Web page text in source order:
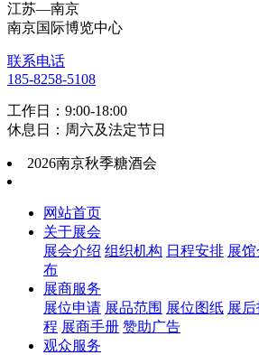
江苏—南京
南京国际博览中心
联系电话
185-8258-5108
工作日：9:00-18:00
休息日：周六及法定节日
2026南京秋季糖酒会
网站首页
关于展会
展会介绍 组织机构 日程安排 展
布
展商服务
展位申请 展品范围 展位图纸 展
程 展商手册 赞助广告
观众服务